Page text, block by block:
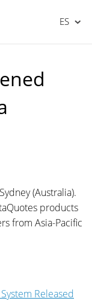
ES
(Australia).
products
from Asia-Pacific
Released